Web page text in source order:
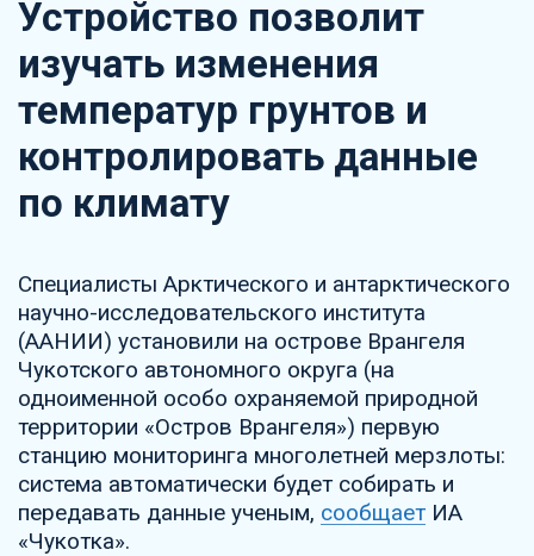
Устройство позволит
изучать изменения
температур грунтов и
контролировать данные
по климату
Специалисты Арктического и антарктического
научно-исследовательского института
(ААНИИ) установили на острове Врангеля
Чукотского автономного округа (на
одноименной особо охраняемой природной
территории «Остров Врангеля») первую
станцию мониторинга многолетней мерзлоты:
система автоматически будет собирать и
передавать данные ученым, сообщает ИА
«Чукотка».